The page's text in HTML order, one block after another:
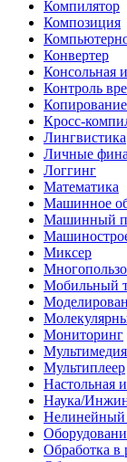
Компилятор
Композиция
Конвертер
Консольная
Контроль
Кросс-
Лингвистика
Личные
Логгинг
Математика
Машинное
Машинный
Миксер
Мобильный
Мониторинг
Мультимедия
Мультиплеер
Настольная
Наука/
Нелинейный
Обработка в